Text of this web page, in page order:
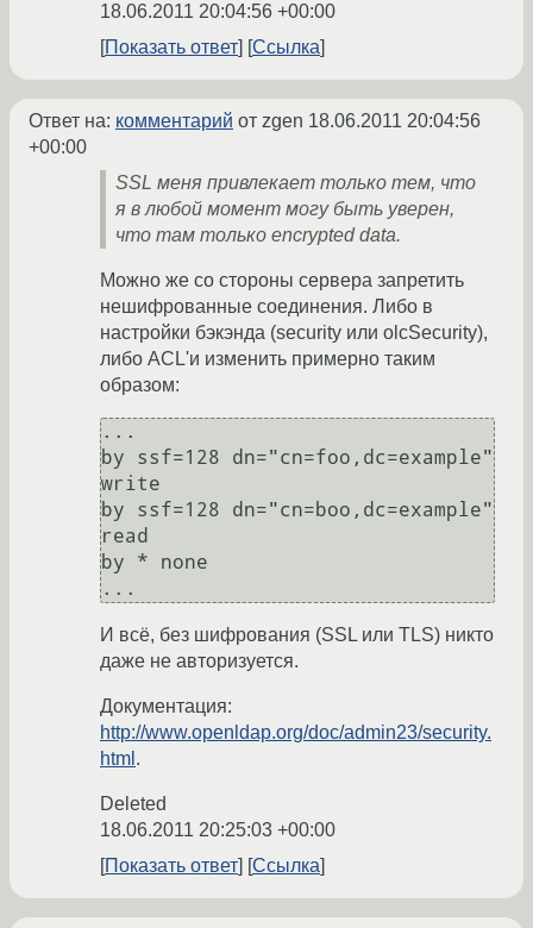
18.06.2011 20:04:56 +00:00
Показать ответ
Ссылка
Ответ на: комментарий от zgen 18.06.2011 20:04:56
+00:00
SSL меня привлекает только тем, что
я в любой момент могу быть уверен,
что там только encrypted data.
Можно же со стороны сервера запретить
нешифрованные соединения. Либо в
настройки бэкэнда (security или olcSecurity),
либо ACL'и изменить примерно таким
образом:
...
by ssf=128 dn="cn=foo,dc=example"
write
by ssf=128 dn="cn=boo,dc=example"
read
by * none
И всё, без шифрования (SSL или TLS) никто
даже не авторизуется.
Документация:
http://www.openldap.org/doc/admin23/security.
html .
Deleted
18.06.2011 20:25:03 +00:00
Показать ответ
Ссылка